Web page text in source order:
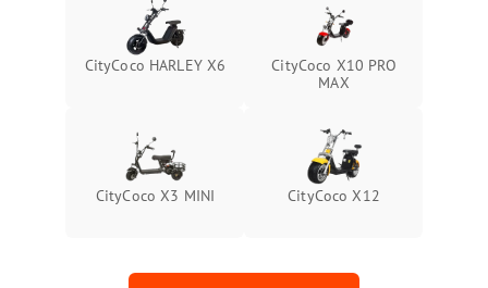
CityCoco HARLEY X6
CityCoco X10 PRO
MAX
CityCoco X3 MINI CityCoco X12